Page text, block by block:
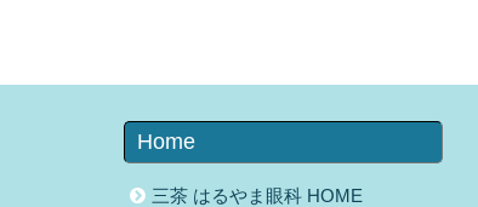
Home
三茶 はるやま眼科 HOME